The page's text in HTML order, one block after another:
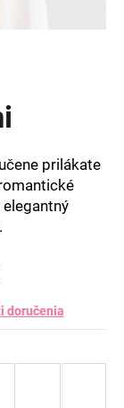
prilákate
elegantný
doručenia